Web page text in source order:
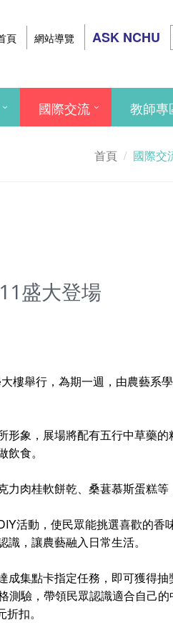
頁 網站導覽 ASK NCHU
國際交流 教師專
首頁 國際交
盛大登場
樓舉行，為期一週，由農藝系
象，展場將配有五行中草藥
食。
肉桂軟餅乾、桑葚慕斯蛋糕
活動，使民眾能挑選喜歡的
，讓農藝融入日常生活。
集點卡指定任務，即可獲得
驗，帶領民眾認識適合自己
扣。